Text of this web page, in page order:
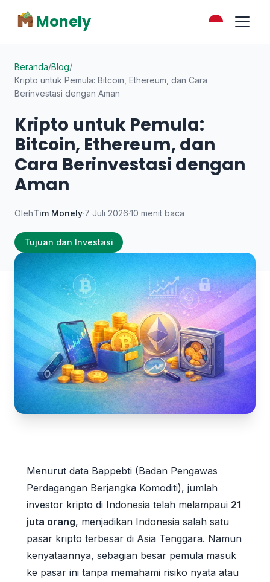
Monely
Beranda/Blog/
Kripto untuk Pemula: Bitcoin, Ethereum, dan Cara
Berinvestasi dengan Aman
Kripto untuk Pemula:
Bitcoin, Ethereum, dan
Cara Berinvestasi dengan
Aman
OlehTim Monely·7 Juli 2026·10 menit baca
Tujuan dan Investasi
Menurut data Bappebti (Badan Pengawas
Perdagangan Berjangka Komoditi), jumlah
investor kripto di Indonesia telah melampaui 21
juta orang, menjadikan Indonesia salah satu
pasar kripto terbesar di Asia Tenggara. Namun
kenyataannya, sebagian besar pemula masuk
ke pasar ini tanpa memahami risiko nyata atau